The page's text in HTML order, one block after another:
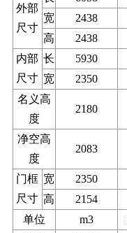
外部
尺寸
宽
2438
高
2438
内部
尺寸
长 5930
宽
2350
名义高
度
2180
净空高
度
2083
门框
尺寸
宽 2350
高
2154
单位
m3